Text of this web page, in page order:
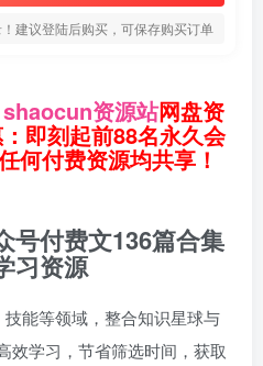
建议登陆后购买，可保存购买订单
shaocun资源站网盘资
即刻起前88名永久会
何付费资源均共享！
号付费文136篇合集
习资源
能等领域，整合知识星球与
效学习，节省筛选时间，获取